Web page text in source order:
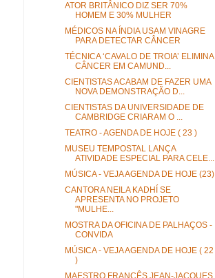
ATOR BRITÂNICO DIZ SER 70%
HOMEM E 30% MULHER
MÉDICOS NA ÍNDIA USAM VINAGRE
PARA DETECTAR CÂNCER
TÉCNICA ‘CAVALO DE TROIA’ ELIMINA
CÂNCER EM CAMUND...
CIENTISTAS ACABAM DE FAZER UMA
NOVA DEMONSTRAÇÃO D...
CIENTISTAS DA UNIVERSIDADE DE
CAMBRIDGE CRIARAM O ...
TEATRO - AGENDA DE HOJE ( 23 )
MUSEU TEMPOSTAL LANÇA
ATIVIDADE ESPECIAL PARA CELE...
MÚSICA - VEJA AGENDA DE HOJE (23)
CANTORA NEILA KADHÍ SE
APRESENTA NO PROJETO
"MULHE...
MOSTRA DA OFICINA DE PALHAÇOS -
CONVIDA
MÚSICA - VEJA AGENDA DE HOJE ( 22
)